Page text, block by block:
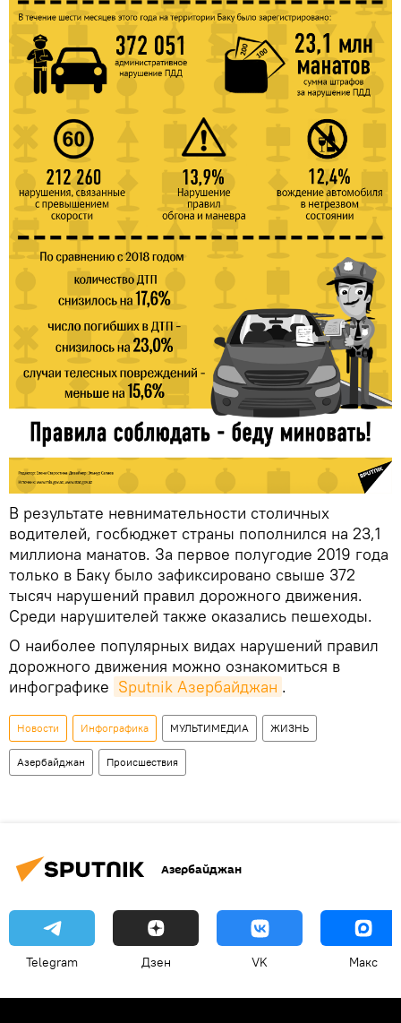
В результате невнимательности столичных
водителей, госбюджет страны пополнился на 23,1
миллиона манатов. За первое полугодие 2019 года
только в Баку было зафиксировано свыше 372
тысяч нарушений правил дорожного движения.
Среди нарушителей также оказались пешеходы.
О наиболее популярных видах нарушений правил
дорожного движения можно ознакомиться в
инфографике Sputnik Азербайджан .
Новости Инфографика МУЛЬТИМЕДИА ЖИЗНЬ
Азербайджан Происшествия
Азербайджан
Telegram Дзен VK Макс